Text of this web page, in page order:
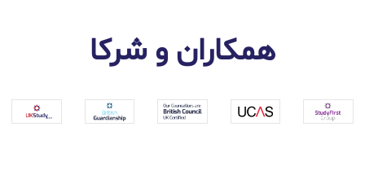
همکاران و شرکا